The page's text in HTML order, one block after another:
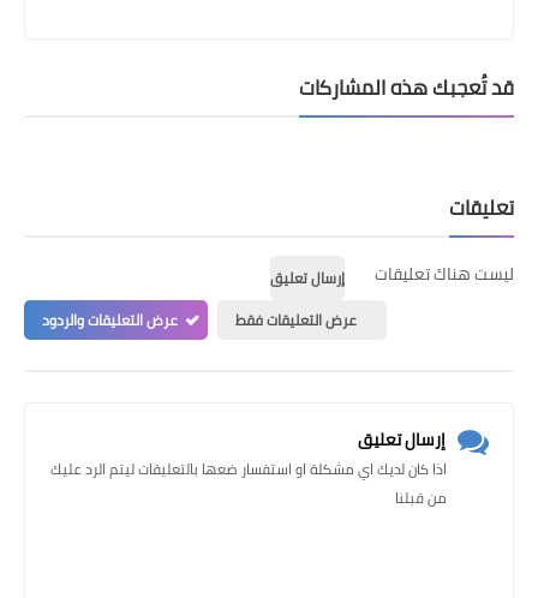
قد تُعجبك هذه المشاركات
تعليقات
ليست هناك تعليقات
إرسال تعليق
عرض التعليقات فقط
عرض التعليقات والردود
إرسال تعليق
اذا كان لديك اي مشكلة او استفسار ضعها بالتعليقات ليتم الرد عليك
من قبلنا